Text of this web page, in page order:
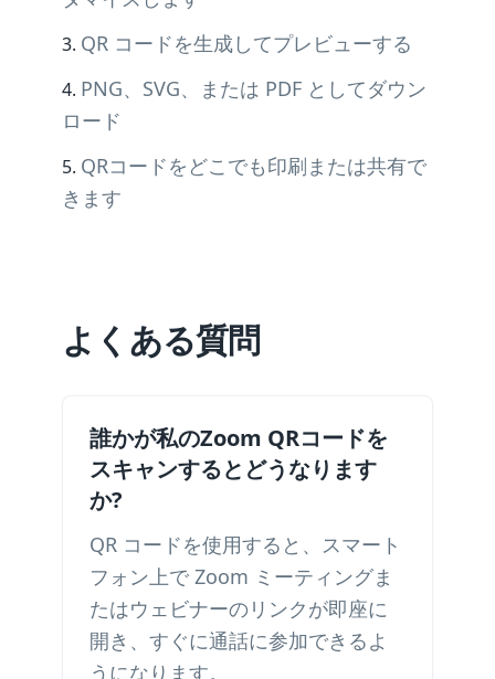
QR コードを生成してプレビューする
PNG、SVG、または PDF としてダウン
ロード
QRコードをどこでも印刷または共有で
きます
よくある質問
誰かが私のZoom QRコードを
スキャンするとどうなります
か?
QR コードを使用すると、スマート
フォン上で Zoom ミーティングま
たはウェビナーのリンクが即座に
開き、すぐに通話に参加できるよ
うになります。